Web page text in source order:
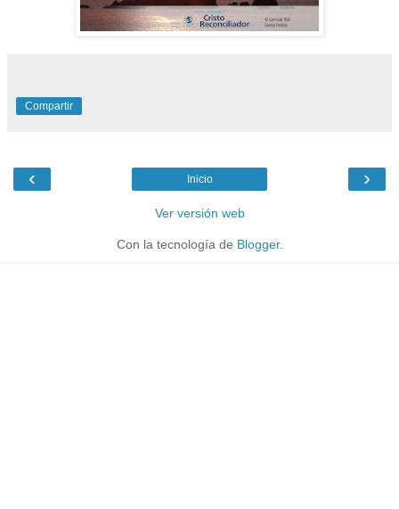
Compartir
‹ ›
Inicio
Ver versión web
Con la tecnología de Blogger.